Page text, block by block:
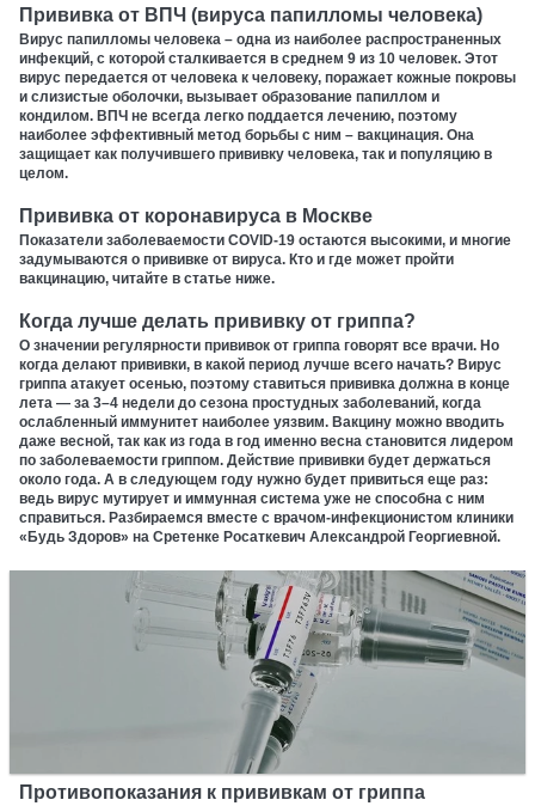
Прививка от ВПЧ (вируса папилломы человека)
Вирус папилломы человека – одна из наиболее распространенных
инфекций, с которой сталкивается в среднем 9 из 10 человек. Этот
вирус передается от человека к человеку, поражает кожные покровы
и слизистые оболочки, вызывает образование папиллом и
кондилом. ВПЧ не всегда легко поддается лечению, поэтому
наиболее эффективный метод борьбы с ним – вакцинация. Она
защищает как получившего прививку человека, так и популяцию в
целом.
Прививка от коронавируса в Москве
Показатели заболеваемости COVID-19 остаются высокими, и многие
задумываются о прививке от вируса. Кто и где может пройти
вакцинацию, читайте в статье ниже.
Когда лучше делать прививку от гриппа?
О значении регулярности прививок от гриппа говорят все врачи. Но
когда делают прививки, в какой период лучше всего начать? Вирус
гриппа атакует осенью, поэтому ставиться прививка должна в конце
лета — за 3–4 недели до сезона простудных заболеваний, когда
ослабленный иммунитет наиболее уязвим. Вакцину можно вводить
даже весной, так как из года в год именно весна становится лидером
по заболеваемости гриппом. Действие прививки будет держаться
около года. А в следующем году нужно будет привиться еще раз:
ведь вирус мутирует и иммунная система уже не способна с ним
справиться. Разбираемся вместе с врачом-инфекционистом клиники
«Будь Здоров» на Сретенке Росаткевич Александрой Георгиевной.
Противопоказания к прививкам от гриппа